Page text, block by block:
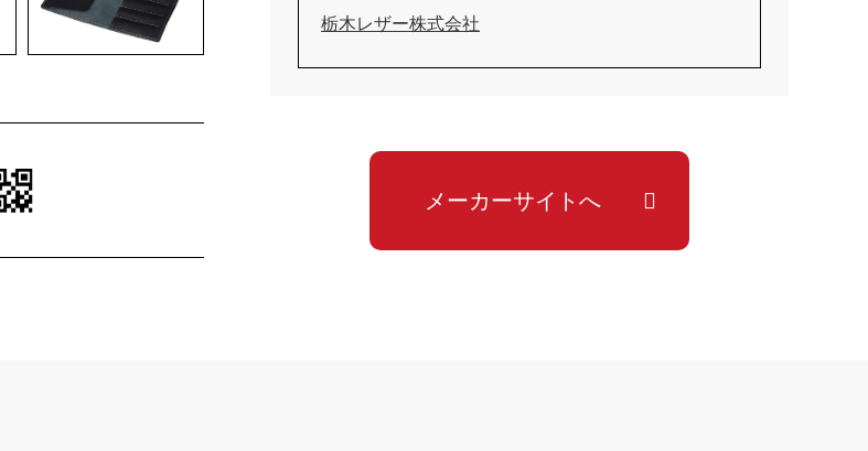
栃木レザー株式会社
メーカーサイトへ